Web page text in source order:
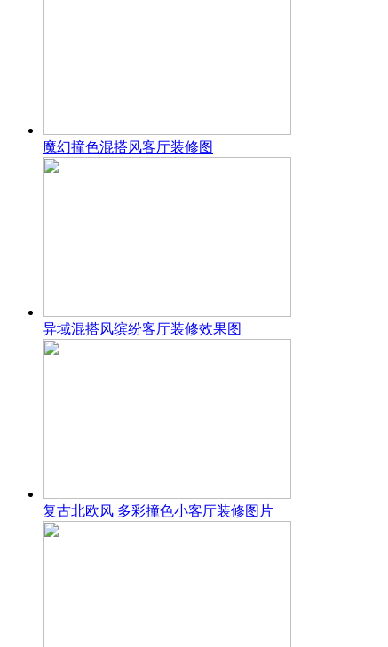
魔幻撞色混搭风客厅装修图
异域混搭风缤纷客厅装修效果图
复古北欧风 多彩撞色小客厅装修图片